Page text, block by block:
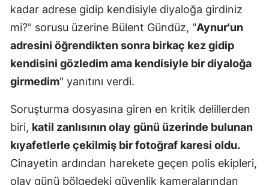
Tokat
Tunceli
Uşak
Yozgat
kadar adrese gidip kendisiyle diyaloğa girdiniz
mi?" sorusu üzerine Bülent Gündüz, "Aynur'un
adresini öğrendikten sonra birkaç kez gidip
kendisini gözledim ama kendisiyle bir diyaloğa
girmedim" yanıtını verdi.
Soruşturma dosyasına giren en kritik delillerden
biri, katil zanlısının olay günü üzerinde bulunan
kıyafetlerle çekilmiş bir fotoğraf karesi oldu.
Cinayetin ardından harekete geçen polis ekipleri,
olay günü bölgedeki güvenlik kameralarından